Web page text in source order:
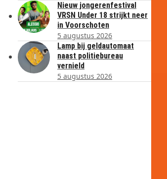
Nieuw jongerenfestival
VRSN Under 18 strijkt neer
in Voorschoten
5 augustus 2026
Lamp bij geldautomaat
naast politiebureau
vernield
5 augustus 2026